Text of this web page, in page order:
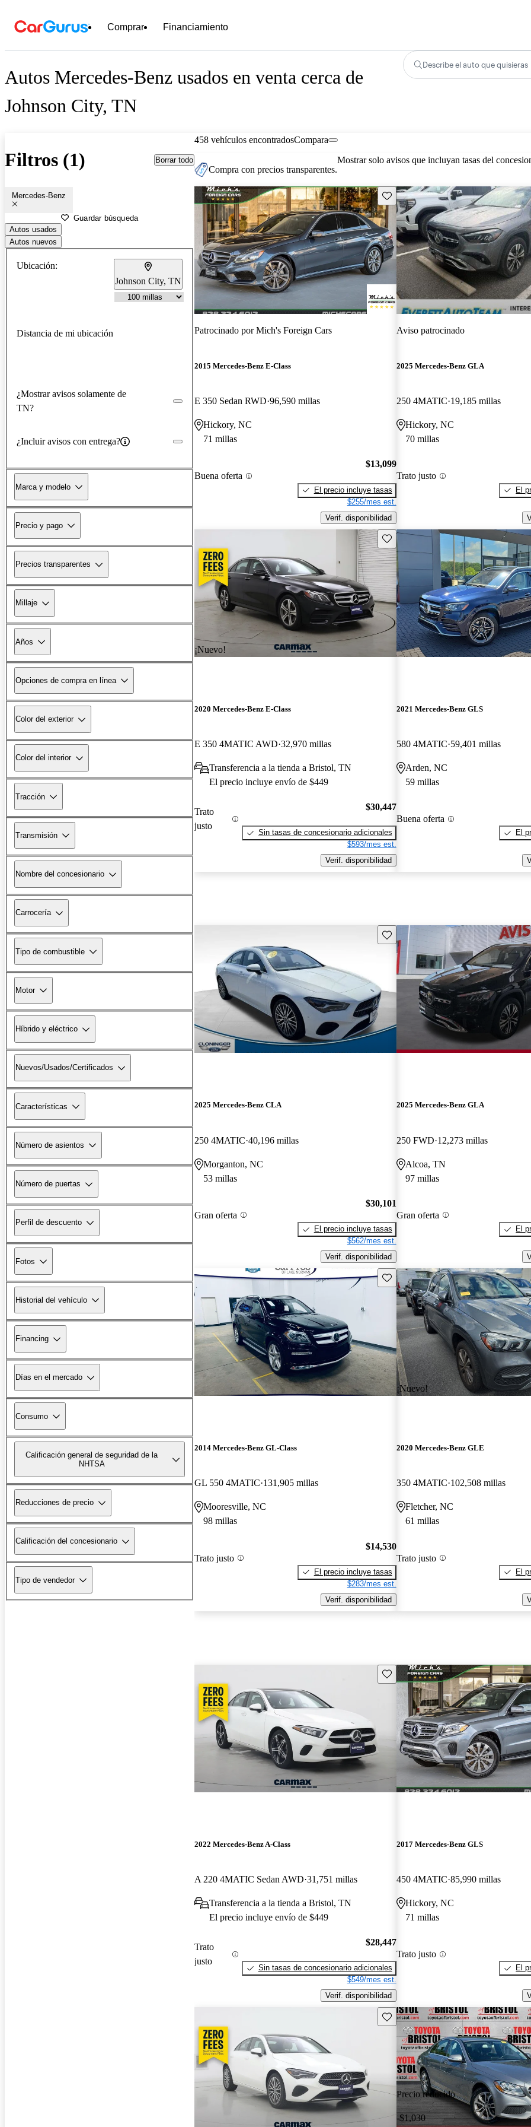
Comprar Financiamiento
Autos Mercedes-Benz usados en venta cerca de
Johnson City, TN
Describe el auto que quisieras
Filtros (1) Borrar todo
Mercedes-Benz
Guardar búsqueda
Autos usados
Autos nuevos
Ubicación:
Johnson City, TN
Distancia de mi ubicación
¿Mostrar avisos solamente de
TN?
¿Incluir avisos con entrega?
Marca y modelo
Precio y pago
Precios transparentes
Millaje
Años
Opciones de compra en línea
Color del exterior
Color del interior
Tracción
Transmisión
Nombre del concesionario
Carrocería
Tipo de combustible
Motor
Híbrido y eléctrico
Nuevos/Usados/Certificados
Características
Número de asientos
Número de puertas
Perfil de descuento
Fotos
Historial del vehículo
Financing
Días en el mercado
Consumo
Calificación general de seguridad de la
NHTSA
Reducciones de precio
Calificación del concesionario
Tipo de vendedor
458 vehículos encontradosCompara
Compra con precios transparentes.
Mostrar solo avisos que incluyan tasas del
Guarda este Aviso
Patrocinado porMich's Foreign Cars
2015 Mercedes-Benz E-Class
E 350 Sedan RWD 96,590 millas
Hickory, NC
71 millas
Buena oferta
$13,099
El precio incluye tasas
$255/mes est.
Verif. disponibilidad
Aviso patrocinado
2025 Mercedes-Benz GLA
250 4MATIC 19,185 millas
Hickory, NC
70 millas
Trato justo
El
¡Nuevo!
Guarda este Aviso
2020 Mercedes-Benz E-Class
E 350 4MATIC AWD 32,970 millas
Transferencia a la tienda a Bristol, TN
El precio incluye envío de $449
Trato
justo
$30,447
Sin tasas de concesionario adicionales
$593/mes est.
Verif. disponibilidad
2021 Mercedes-Benz GLS
580 4MATIC 59,401 millas
Arden, NC
59 millas
Buena oferta
El
Guarda este Aviso
2025 Mercedes-Benz CLA
250 4MATIC 40,196 millas
Morganton, NC
53 millas
Gran oferta
$30,101
El precio incluye tasas
$562/mes est.
Verif. disponibilidad
2025 Mercedes-Benz GLA
250 FWD 12,273 millas
Alcoa, TN
97 millas
Gran oferta
El
Guarda este Aviso
2014 Mercedes-Benz GL-Class
GL 550 4MATIC 131,905 millas
Mooresville, NC
98 millas
Trato justo
$14,530
El precio incluye tasas
$283/mes est.
Verif. disponibilidad
¡Nuevo!
2020 Mercedes-Benz GLE
350 4MATIC 102,508 millas
Fletcher, NC
61 millas
Trato justo
El
Guarda este Aviso
2022 Mercedes-Benz A-Class
A 220 4MATIC Sedan AWD 31,751 millas
Transferencia a la tienda a Bristol, TN
El precio incluye envío de $449
Trato
justo
$28,447
Sin tasas de concesionario adicionales
$549/mes est.
Verif. disponibilidad
2017 Mercedes-Benz GLS
450 4MATIC 85,990 millas
Hickory, NC
71 millas
Trato justo
El
Guarda este Aviso
Precio reducido
-$1,030